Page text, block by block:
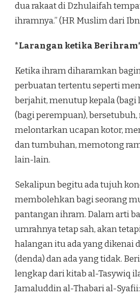
dua rakaat di Dzhulaifah
ihramnya.” (HR Muslim dari
*Larangan ketika
Ketika ihram diharamkan
perbuatan tertentu seperti
berjahit, menutup kepala (bagi
(bagi perempuan),
melontarkan ucapan kotor,
dan tumbuhan, memotong
lain-lain.
Sekalipun begitu ada tujuh
membolehkan bagi seorang
pantangan ihram. Dalam arti
umrahnya tetap sah, akan
halangan itu ada yang dikenai
(denda) dan ada yang tidak.
lengkap dari kitab al-Tasywiq
Jamaluddin al-Thabari al-Syafii: